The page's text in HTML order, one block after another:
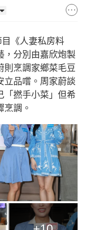
《人妻私房料
，分別由嘉欣炮製
則烹調家鄉菜毛豆
立品嚐。周家蔚談
「撚手小菜」但希
調。